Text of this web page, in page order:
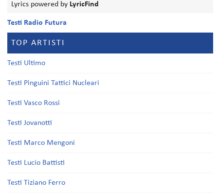
Lyrics powered by LyricFind
Testi Radio Futura
TOP ARTISTI
Testi Ultimo
Testi Pinguini Tattici Nucleari
Testi Vasco Rossi
Testi Jovanotti
Testi Marco Mengoni
Testi Lucio Battisti
Testi Tiziano Ferro